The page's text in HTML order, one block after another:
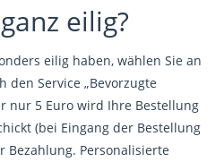
eilig?
eilig haben, wählen Sie an
den Service „Bevorzugte
nur 5 Euro wird Ihre Bestellung
(bei Eingang der Bestellung
Bezahlung. Personalisierte